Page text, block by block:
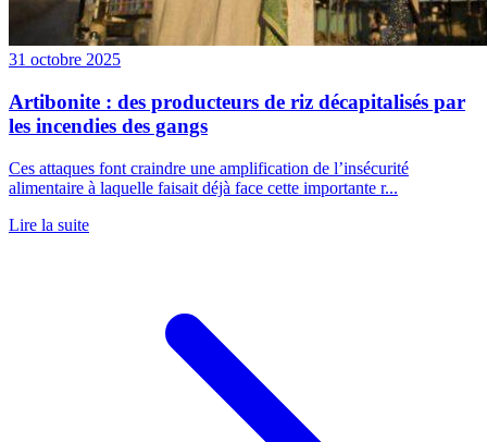
31 octobre 2025
Artibonite : des producteurs de riz décapitalisés par
les incendies des gangs
Ces attaques font craindre une amplification de l’insécurité
alimentaire à laquelle faisait déjà face cette importante r...
Lire la suite